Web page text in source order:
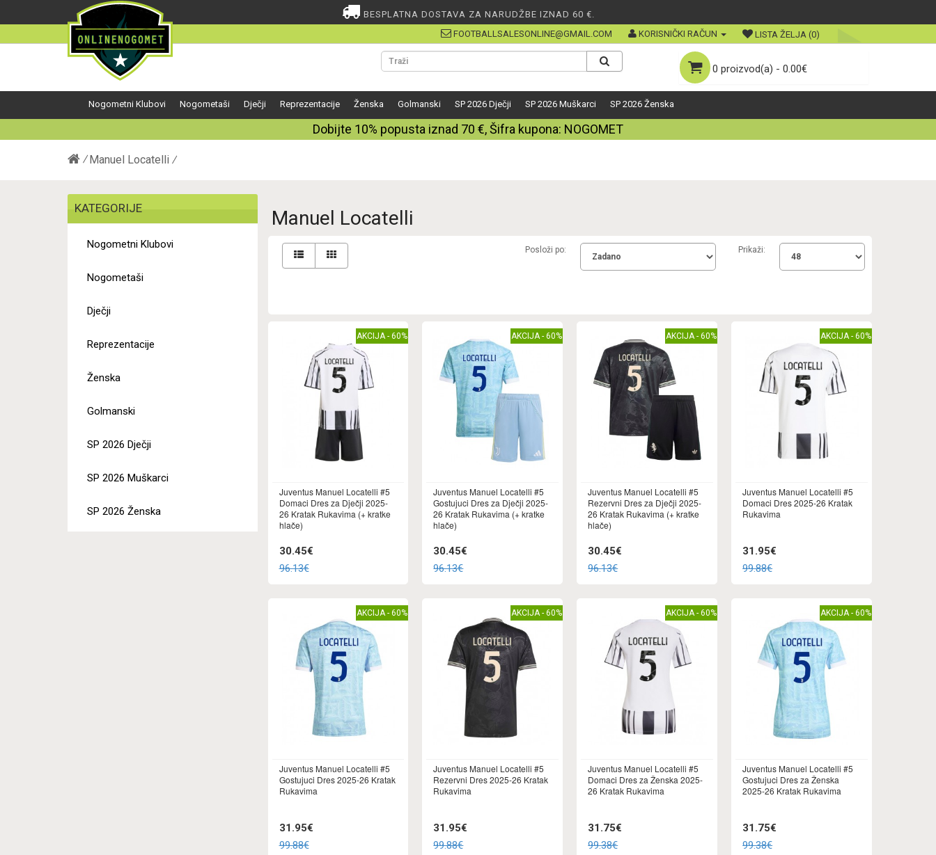
BESPLATNA DOSTAVA ZA NARUDŽBE IZNAD 60 €.
FOOTBALLSALESONLINE@GMAIL.COM
KORISNIČKI RAČUN LISTA ŽELJA (0)
0 proizvod(a) - 0.00€
Nogometni Klubovi Nogometaši Dječji Reprezentacije Ženska Golmanski SP 2026 Dječji SP 2026 Muškarci SP 2026 Ženska
Dobijte 10% popusta iznad 70 €, Šifra kupona: NOGOMET
Manuel Locatelli
KATEGORIJE
Nogometni Klubovi
Nogometaši
Dječji
Reprezentacije
Ženska
Golmanski
SP 2026 Dječji
SP 2026 Muškarci
SP 2026 Ženska
Manuel Locatelli
Posloži po: Prikaži:
AKCIJA - 60%
Juventus Manuel Locatelli #5
Domaci Dres za Dječji 2025-
26 Kratak Rukavima (+ kratke
hlače)
30.45€
96.13€
AKCIJA - 60%
Juventus Manuel Locatelli #5
Gostujuci Dres za Dječji 2025-
26 Kratak Rukavima (+ kratke
hlače)
30.45€
96.13€
AKCIJA - 60%
Juventus Manuel Locatelli #5
Rezervni Dres za Dječji 2025-
26 Kratak Rukavima (+ kratke
hlače)
30.45€
96.13€
AKCIJA - 60%
Juventus Manuel Locatelli #5
Domaci Dres 2025-26 Kratak
Rukavima
31.95€
99.88€
AKCIJA - 60%
Juventus Manuel Locatelli #5
Gostujuci Dres 2025-26 Kratak
Rukavima
31.95€
99.88€
AKCIJA - 60%
Juventus Manuel Locatelli #5
Rezervni Dres 2025-26 Kratak
Rukavima
31.95€
99.88€
AKCIJA - 60%
Juventus Manuel Locatelli #5
Domaci Dres za Ženska 2025-
26 Kratak Rukavima
31.75€
99.38€
AKCIJA - 60%
Juventus Manuel Locatelli #5
Gostujuci Dres za Ženska
2025-26 Kratak Rukavima
31.75€
99.38€